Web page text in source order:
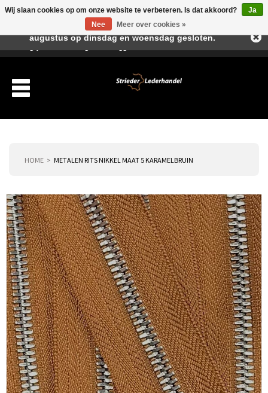
Producten
Over ons
Verzending
Aanbiedingen
Merken
HOME METALEN RITS NIKKEL MAAT 5 KARAMELBRUIN
Wij slaan cookies op om onze website te verbeteren. Is dat akkoord?
Ja
Nee
Meer over cookies »
Beste klant, I.v.m. de vakantieperiode zijn wij in juli en
augustus op dinsdag en woensdag gesloten.